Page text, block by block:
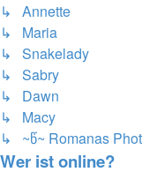
↳ Annette
↳ Maria
↳ Snakelady
↳ Sabry
↳ Dawn
↳ Macy
↳ ~წ~ Romanas
Wer ist online?